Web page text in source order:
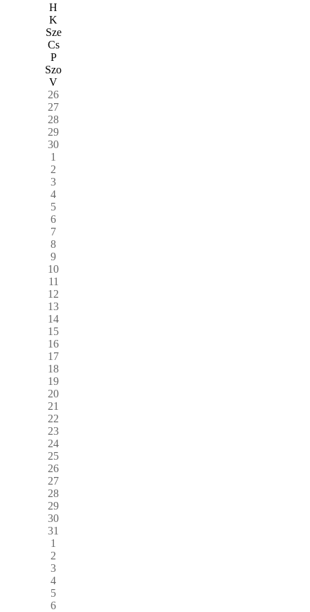
H
K
Sze
Cs
P
Szo
V
26
27
28
29
30
1
2
3
4
5
6
7
8
9
10
11
12
13
14
15
16
17
18
19
20
21
22
23
24
25
26
27
28
29
30
31
1
2
3
4
5
6